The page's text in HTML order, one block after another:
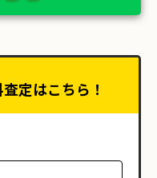
査定はこちら！